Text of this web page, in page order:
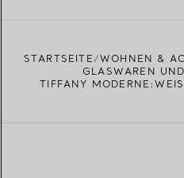
STARTSEITE WOHNEN &
GLASWAREN
TIFFANY